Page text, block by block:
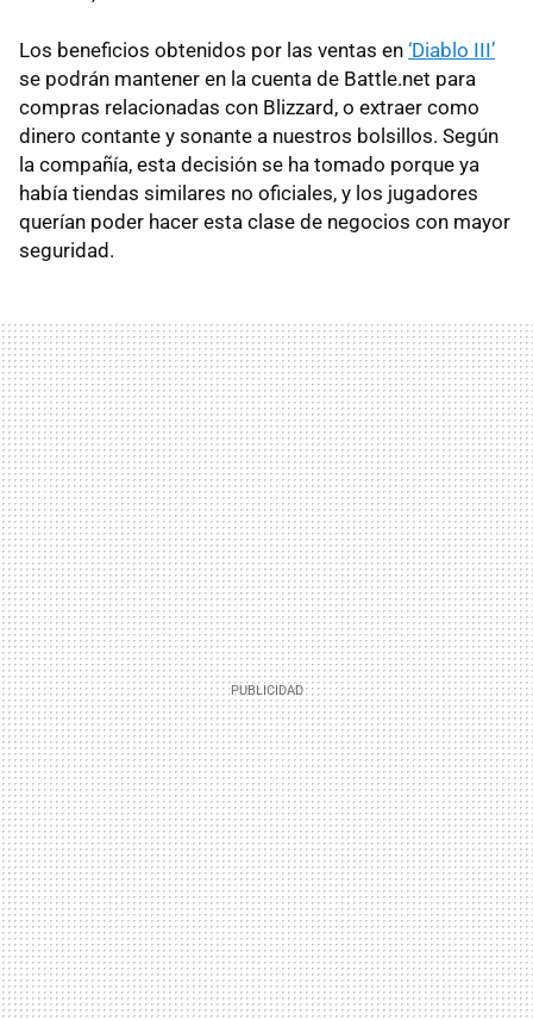
Los beneficios obtenidos por las ventas en ‘Diablo III’
se podrán mantener en la cuenta de Battle.net para
compras relacionadas con Blizzard, o extraer como
dinero contante y sonante a nuestros bolsillos. Según
la compañía, esta decisión se ha tomado porque ya
había tiendas similares no oficiales, y los jugadores
querían poder hacer esta clase de negocios con mayor
seguridad.